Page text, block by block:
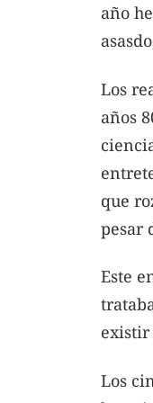
año
Los
años
que
pesar
Este
existir
Los